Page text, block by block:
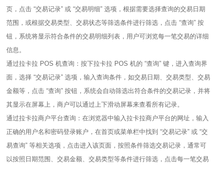
页，点击 “交易记录” 或 “交易明细” 选项，根据需要选择查询的交易日期
范围，或根据交易类型、交易状态等筛选条件进行筛选，点击 “查询” 按
钮，系统将显示符合条件的交易明细列表，用户可浏览每一笔交易的详细
信息。
通过拉卡拉 POS 机查询：按下拉卡拉 POS 机的 “查询” 键，进入查询界
面，选择 “交易记录” 选项，输入查询条件，如交易日期、交易类型、交易
金额等，点击 “查询” 按钮，系统会自动筛选出符合条件的交易记录，并将
其显示在屏幕上，商户可以通过上下滑动屏幕来查看所有记录。
通过拉卡拉商户平台查询：在浏览器中输入拉卡拉商户平台的网址，输入
正确的用户名和密码登录账户，在首页或菜单栏中找到 “交易记录” 或 “交
易查询” 等相关选项，点击进入该页面，按照条件筛选交易记录，通常可
以按照日期范围、交易金额、交易类型等条件进行筛选，点击每一笔交易